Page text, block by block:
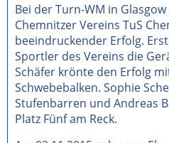
Bei der Turn-WM in
Chemnitzer Vereins TuS
beeindruckender Erfolg.
Sportler des Vereins die
Schäfer krönte den Erfolg
Schwebebalken. Sophie
Stufenbarren und Andreas
Platz Fünf am Reck.